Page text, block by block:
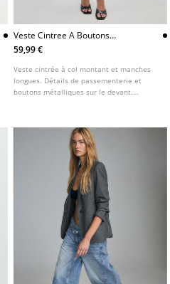
Veste Cintree A Boutons
Metalliques
59,99 €
Veste cintrée à col montant et manches
longues. Détails de passementerie et
boutons métalliques sur le devant.